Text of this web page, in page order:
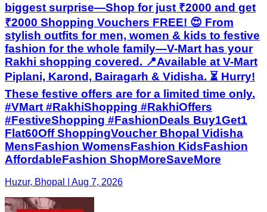
biggest surprise—Shop for just ₹2000 and get
₹2000 Shopping Vouchers FREE! 😍 From
stylish outfits for men, women & kids to festive
fashion for the whole family—V-Mart has your
Rakhi shopping covered. 📍Available at V-Mart
Piplani, Karond, Bairagarh & Vidisha. ⏳ Hurry!
These festive offers are for a limited time only.
#VMart #RakhiShopping #RakhiOffers
#FestiveShopping #FashionDeals Buy1Get1
Flat60Off ShoppingVoucher Bhopal Vidisha
MensFashion WomensFashion KidsFashion
AffordableFashion ShopMoreSaveMore
Huzur, Bhopal | Aug 7, 2026